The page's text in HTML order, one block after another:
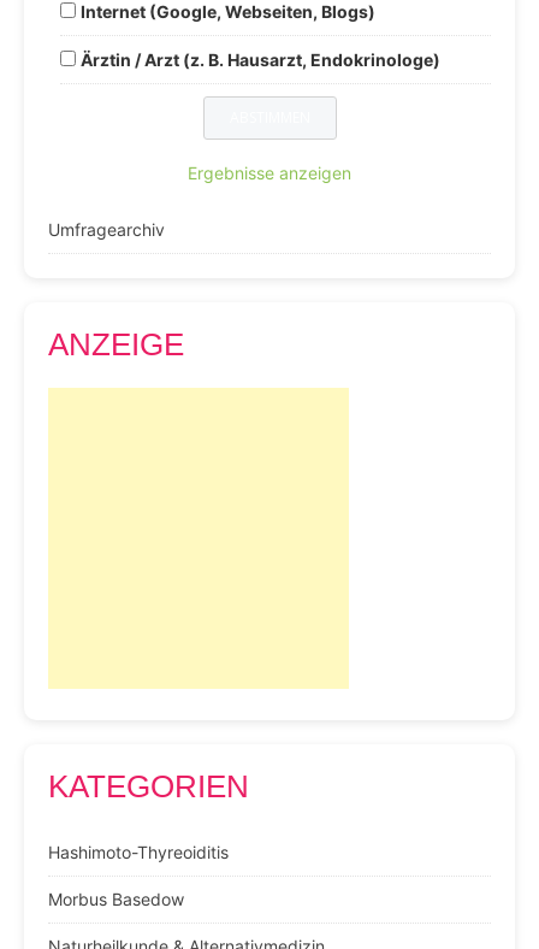
Internet (Google, Webseiten, Blogs)
Ärztin / Arzt (z. B. Hausarzt, Endokrinologe)
Ergebnisse anzeigen
Umfragearchiv
ANZEIGE
KATEGORIEN
Hashimoto-Thyreoiditis
Morbus Basedow